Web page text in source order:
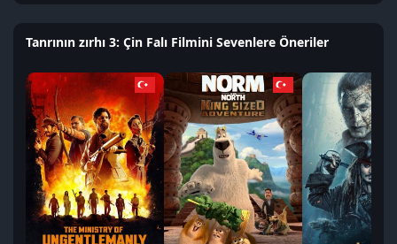
Tanrının zırhı 3: Çin Falı Filmini Sevenlere Öneriler